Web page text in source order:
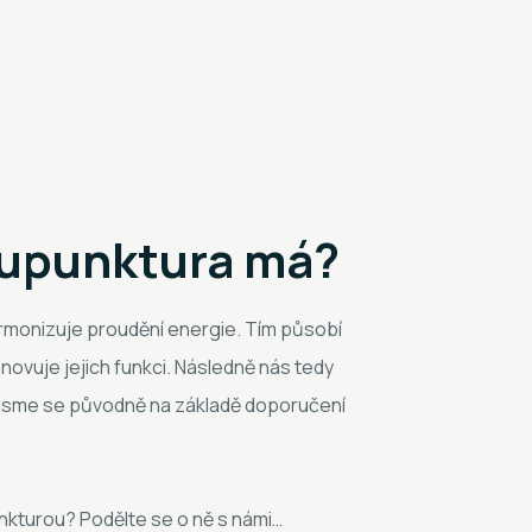
má?
proudění energie. Tím působí
jejich funkci. Následně nás tedy
se původně na základě doporučení
Podělte se o ně s námi…